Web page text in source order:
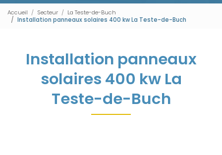
Accueil Secteur
La Teste-de-Buch
Installation panneaux solaires 400 kw La Teste-de-Buch
Installation panneaux
solaires 400 kw La
Teste-de-Buch